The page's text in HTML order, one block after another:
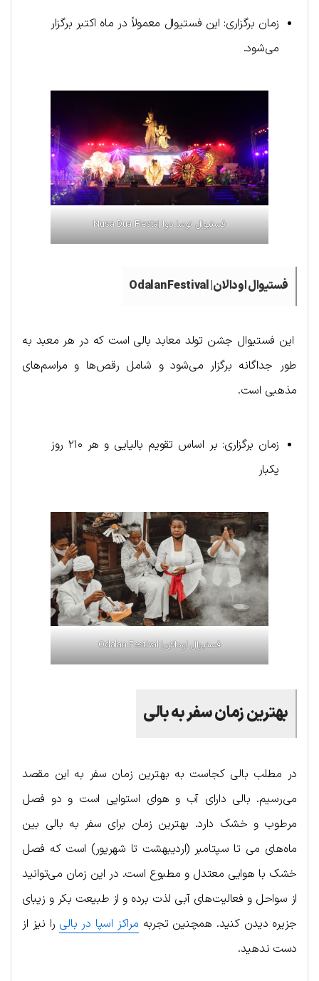
زمان برگزاری: این فستیوال معمولاً در ماه اکتبر برگزار
می‌شود.
فستیوال نوسا دوا |Nusa Dua Fiesta
فستیوال اودالان| Odalan Festival
این فستیوال جشن تولد معابد بالی است که در هر معبد به
طور جداگانه برگزار می‌شود و شامل رقص‌ها و مراسم‌های
مذهبی است.
زمان برگزاری: بر اساس تقویم بالیایی و هر ۲۱۰ روز
یکبار
فستیوال اودالان| Odalan Festival
بهترین زمان سفر به بالی
در مطلب بالی کجاست به بهترین زمان سفر به این مقصد
می‌رسیم. بالی دارای آب و هوای استوایی است و دو فصل
مرطوب و خشک دارد. بهترین زمان برای سفر به بالی بین
ماه‌های می تا سپتامبر (اردیبهشت تا شهریور) است که فصل
خشک با هوایی معتدل و مطبوع است. در این زمان می‌توانید
از سواحل و فعالیت‌های آبی لذت برده و از طبیعت بکر و زیبای
جزیره دیدن کنید. همچنین تجربه مراکز اسپا در بالی را نیز از
دست ندهید.